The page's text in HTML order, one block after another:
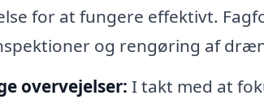
for at fungere effektivt.
og rengøring af
overvejelser: I takt med at